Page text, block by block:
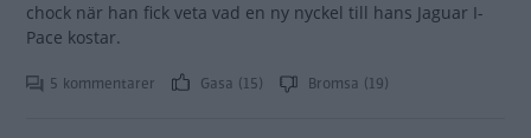
chock när han fick veta vad en ny nyckel till hans Jaguar I-
Pace kostar.
5 kommentarer Gasa (15) Bromsa (19)